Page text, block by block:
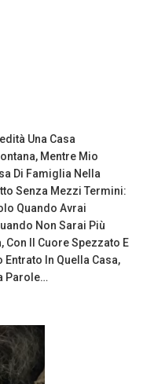
Una Casa
Mentre Mio
Di Famiglia Nella
Senza Mezzi Termini:
Quando Avrai
Non Sarai Più
Con Il Cuore Spezzato E
In Quella Casa,
Parole…